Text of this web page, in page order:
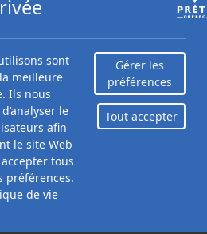
vous pouvez rembourser
sans refaire de
des dépenses continues ou
imprévisibles.
(sur valeur
êtes propriétaire d'une
nette, une marge de crédit
un taux d'intérêt
prêt personnel non
du taux préférentiel. Le
garantit le prêt, donc le
est plus élevé.
sont
meilleure
Ils nous
le
afin
le site Web
tous
préférences.
de vie
Gérer les
préférences
Tout accepter